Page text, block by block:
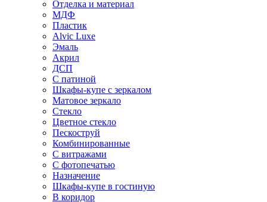
Отделка и материал
МДФ
Пластик
Alvic Luxe
Эмаль
Акрил
ДСП
С патиной
Шкафы-купе с зеркалом
Матовое зеркало
Стекло
Цветное стекло
Пескоструй
Комбинированные
С витражами
С фотопечатью
Назначение
Шкафы-купе в гостиную
В коридор